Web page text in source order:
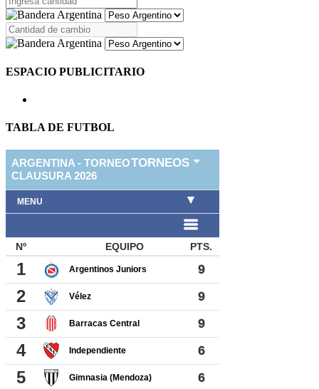
ESPACIO PUBLICITARIO
TABLA DE FUTBOL